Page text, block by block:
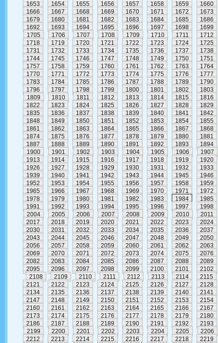
1653
1654 1655 1656 1657 1658 1659
1660
1666
1667 1668 1669 1670 1671 1672
1673
1679
1680 1681 1682 1683 1684 1685
1686
1692
1693 1694 1695 1696 1697 1698
1699
1705
1706 1707 1708 1709 1710 1711
1712
1718
1719 1720 1721 1722 1723 1724
1725
1731
1732 1733 1734 1735 1736 1737
1738
1744
1745 1746 1747 1748 1749 1750
1751
1757
1758 1759 1760 1761 1762 1763
1764
1770
1771 1772 1773 1774 1775 1776
1777
1783
1784 1785 1786 1787 1788 1789
1790
1796
1797 1798 1799 1800 1801 1802
1803
1809
1810 1811 1812 1813 1814 1815
1816
1822
1823 1824 1825 1826 1827 1828
1829
1835
1836 1837 1838 1839 1840 1841
1842
1848
1849 1850 1851 1852 1853 1854
1855
1861
1862 1863 1864 1865 1866 1867
1868
1874
1875 1876 1877 1878 1879 1880
1881
1887
1888 1889 1890 1891 1892 1893
1894
1900
1901 1902 1903 1904 1905 1906
1907
1913
1914 1915 1916 1917 1918 1919
1920
1926
1927 1928 1929 1930 1931 1932
1933
1939
1940 1941 1942 1943 1944 1945
1946
1952
1953 1954 1955 1956 1957 1958
1959
1965
1966 1967 1968 1969 1970 1971
1972
1978
1979 1980 1981 1982 1983 1984
1985
1991
1992 1993 1994 1995 1996 1997
1998
2004
2005 2006 2007 2008 2009 2010
2011
2017
2018 2019 2020 2021 2022 2023
2024
2030
2031 2032 2033 2034 2035 2036
2037
2043
2044 2045 2046 2047 2048 2049
2050
2056
2057 2058 2059 2060 2061 2062
2063
2069
2070 2071 2072 2073 2074 2075
2076
2082
2083 2084 2085 2086 2087 2088
2089
2095
2096 2097 2098 2099 2100 2101
2102
2108
2109 2110 2111 2112 2113 2114
2115
2121
2122 2123 2124 2125 2126 2127
2128
2134
2135 2136 2137 2138 2139 2140
2141
2147
2148 2149 2150 2151 2152 2153
2154
2160
2161 2162 2163 2164 2165 2166
2167
2173
2174 2175 2176 2177 2178 2179
2180
2186
2187 2188 2189 2190 2191 2192
2193
2199
2200 2201 2202 2203 2204 2205
2206
2212
2213 2214 2215 2216 2217 2218
2219